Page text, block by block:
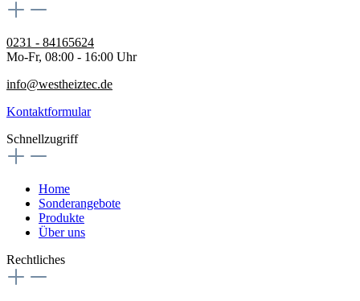
0231 - 84165624
Mo-Fr, 08:00 - 16:00 Uhr
info@westheiztec.de
Kontaktformular
Schnellzugriff
Home
Sonderangebote
Produkte
Über uns
Rechtliches